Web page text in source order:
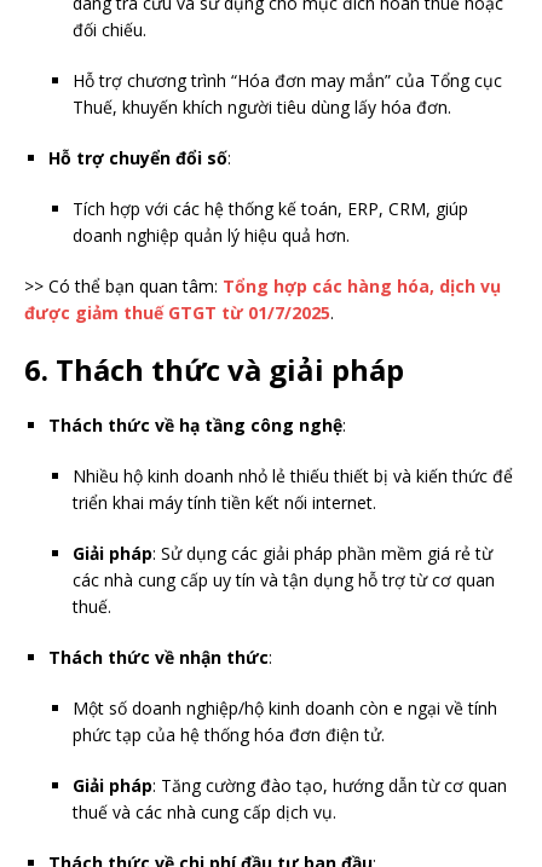
đối chiếu.
Hỗ trợ chương trình “Hóa đơn may mắn” của Tổng cục
Thuế, khuyến khích người tiêu dùng lấy hóa đơn.
Hỗ trợ chuyển đổi số:
Tích hợp với các hệ thống kế toán, ERP, CRM, giúp
doanh nghiệp quản lý hiệu quả hơn.
>> Có thể bạn quan tâm: Tổng hợp các hàng hóa, dịch vụ
được giảm thuế GTGT từ 01/7/2025.
6. Thách thức và giải pháp
Thách thức về hạ tầng công nghệ:
Nhiều hộ kinh doanh nhỏ lẻ thiếu thiết bị và kiến thức để
triển khai máy tính tiền kết nối internet.
Giải pháp: Sử dụng các giải pháp phần mềm giá rẻ từ
các nhà cung cấp uy tín và tận dụng hỗ trợ từ cơ quan
thuế.
Thách thức về nhận thức:
Một số doanh nghiệp/hộ kinh doanh còn e ngại về tính
phức tạp của hệ thống hóa đơn điện tử.
Giải pháp: Tăng cường đào tạo, hướng dẫn từ cơ quan
thuế và các nhà cung cấp dịch vụ.